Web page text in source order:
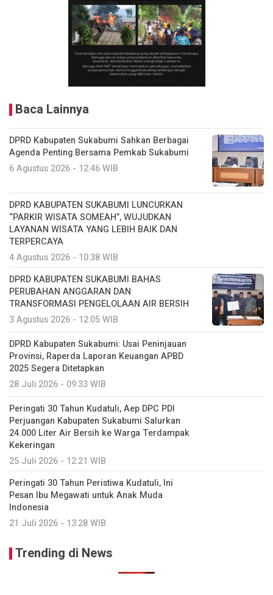
Baca Lainnya
DPRD Kabupaten Sukabumi Sahkan Berbagai
Agenda Penting Bersama Pemkab Sukabumi
6 Agustus 2026 - 12:46 WIB
DPRD KABUPATEN SUKABUMI LUNCURKAN
“PARKIR WISATA SOMEAH”, WUJUDKAN
LAYANAN WISATA YANG LEBIH BAIK DAN
TERPERCAYA
4 Agustus 2026 - 10:38 WIB
DPRD KABUPATEN SUKABUMI BAHAS
PERUBAHAN ANGGARAN DAN
TRANSFORMASI PENGELOLAAN AIR BERSIH
3 Agustus 2026 - 12:05 WIB
DPRD Kabupaten Sukabumi: Usai Peninjauan
Provinsi, Raperda Laporan Keuangan APBD
2025 Segera Ditetapkan
28 Juli 2026 - 09:33 WIB
Peringati 30 Tahun Kudatuli, Aep DPC PDI
Perjuangan Kabupaten Sukabumi Salurkan
24.000 Liter Air Bersih ke Warga Terdampak
Kekeringan
25 Juli 2026 - 12:21 WIB
Peringati 30 Tahun Peristiwa Kudatuli, Ini
Pesan Ibu Megawati untuk Anak Muda
Indonesia
21 Juli 2026 - 13:28 WIB
Trending di News